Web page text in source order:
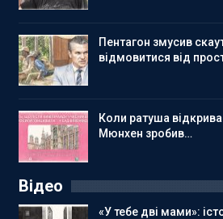
Пентагон змусив
відмовитися від
Коли ратуша
Мюнхен зробив…
Відео
«У тебе дві мами»: